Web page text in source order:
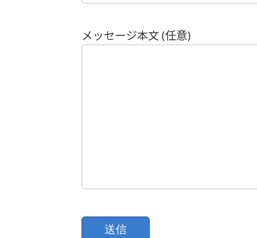
メッセージ本文 (任意)